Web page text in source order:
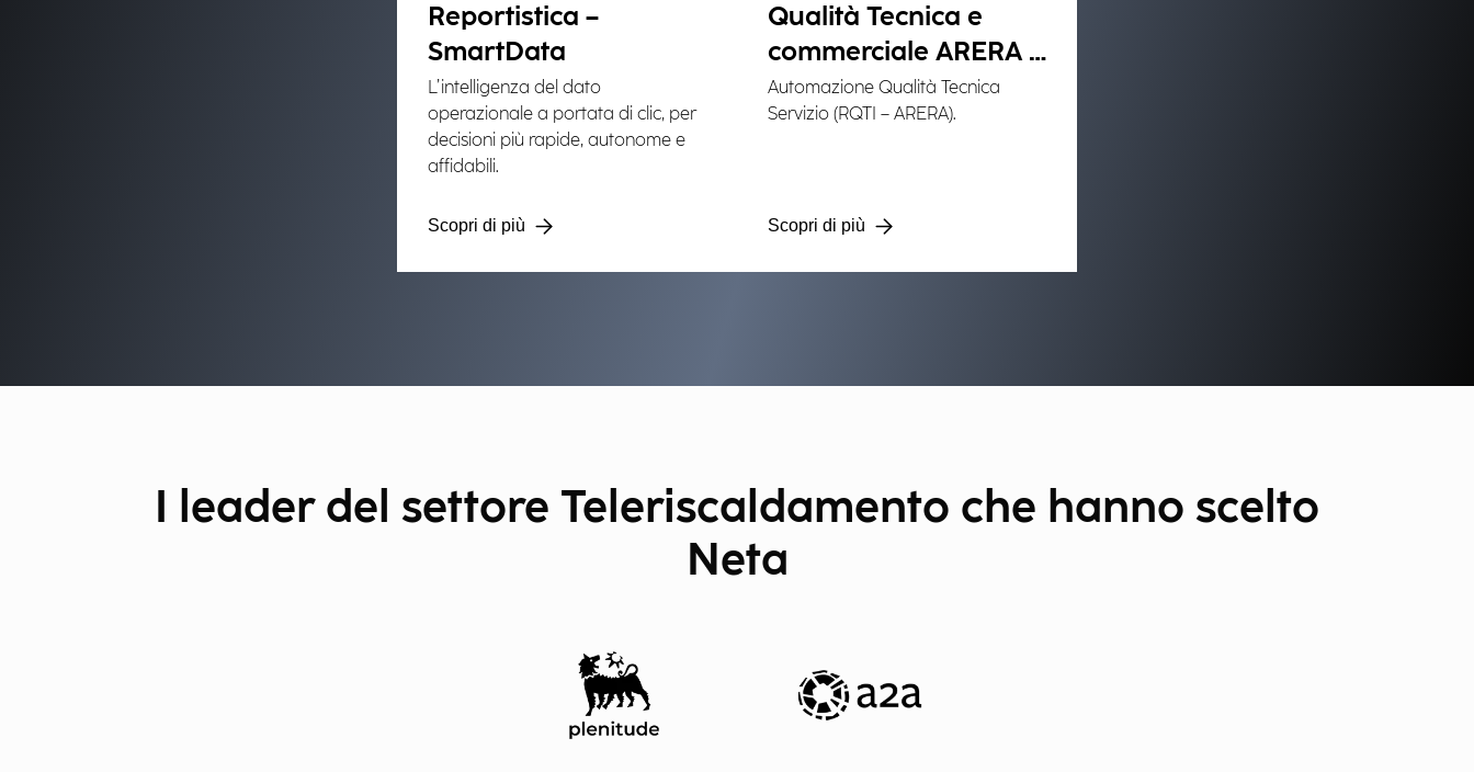
Reportistica –
SmartData
L’intelligenza del dato
operazionale a portata di clic, per
decisioni più rapide, autonome e
affidabili.
Scopri di più
Qualità Tecnica e
commerciale ARERA –
Water Quality
Automazione Qualità Tecnica
Servizio (RQTI – ARERA).
Scopri di più
I leader del settore Teleriscaldamento che hanno scelto
Neta